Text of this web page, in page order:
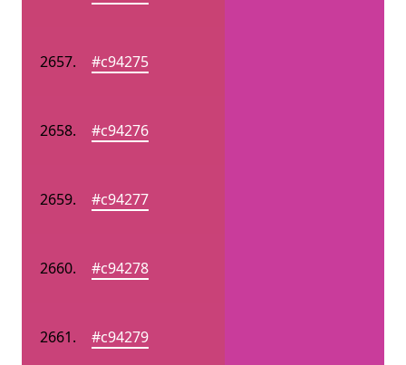
#c94275
#c94276
#c94277
#c94278
#c94279